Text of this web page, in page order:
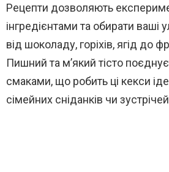
Рецепти дозволяють
інгредієнтами та обирати ваші
від шоколаду, горіхів, ягід до
Пишний та м’який тісто
смаками, що робить ці кекси
сімейних сніданків чи